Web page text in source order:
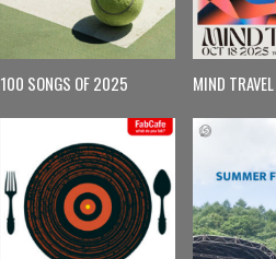
100 SONGS OF 2025 MIND TRAVEL